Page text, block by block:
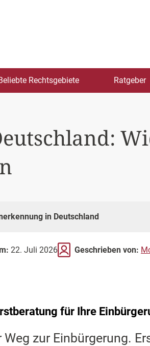
Rechtsgebiete Ratgeber
in Deutschland
22. Juli 2026 Geschrieben von:
für Ihre
zur Einbürgerung.